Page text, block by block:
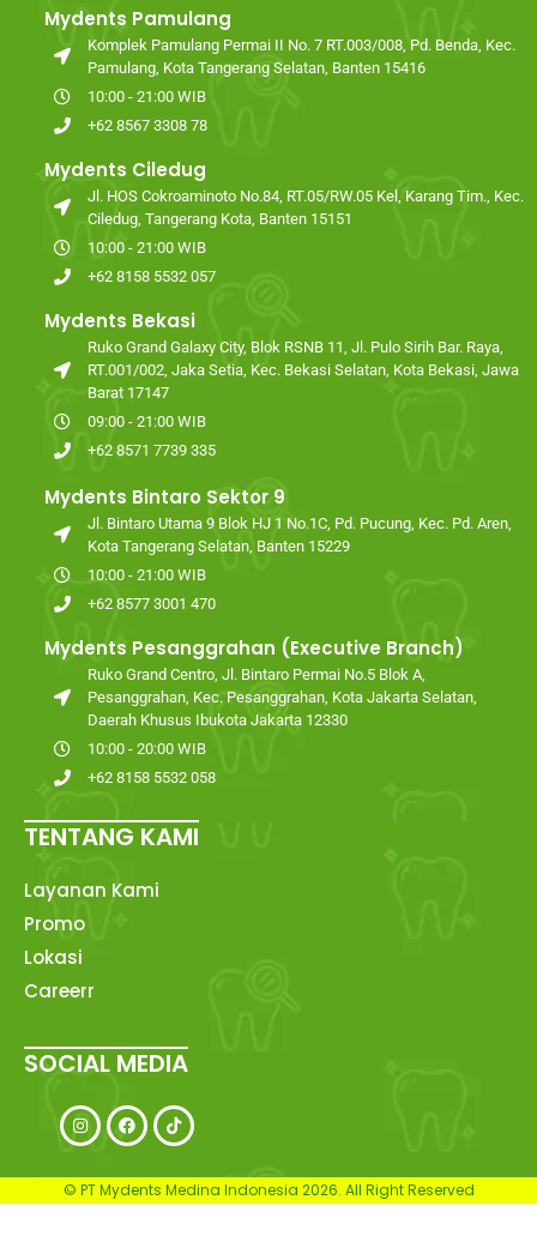
Mydents Pamulang
Komplek Pamulang Permai II No. 7 RT.003/008, Pd. Benda, Kec.
Pamulang, Kota Tangerang Selatan, Banten 15416
10:00 - 21:00 WIB
+62 8567 3308 78
Mydents Ciledug
Jl. HOS Cokroaminoto No.84, RT.05/RW.05 Kel, Karang Tim., Kec.
Ciledug, Tangerang Kota, Banten 15151
10:00 - 21:00 WIB
+62 8158 5532 057
Mydents Bekasi
Ruko Grand Galaxy City, Blok RSNB 11, Jl. Pulo Sirih Bar. Raya,
RT.001/002, Jaka Setia, Kec. Bekasi Selatan, Kota Bekasi, Jawa
Barat 17147
09:00 - 21:00 WIB
+62 8571 7739 335
Mydents Bintaro Sektor 9
Jl. Bintaro Utama 9 Blok HJ 1 No.1C, Pd. Pucung, Kec. Pd. Aren,
Kota Tangerang Selatan, Banten 15229
10:00 - 21:00 WIB
+62 8577 3001 470
Mydents Pesanggrahan (Executive Branch)
Ruko Grand Centro, Jl. Bintaro Permai No.5 Blok A,
Pesanggrahan, Kec. Pesanggrahan, Kota Jakarta Selatan,
Daerah Khusus Ibukota Jakarta 12330
10:00 - 20:00 WIB
+62 8158 5532 058
TENTANG KAMI
Layanan Kami
Promo
Lokasi
Careerr
SOCIAL MEDIA
© PT Mydents Medina Indonesia 2026. All Right Reserved